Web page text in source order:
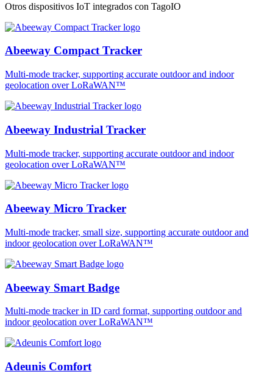
Otros dispositivos IoT integrados con TagoIO
Abeeway Compact Tracker
Multi-mode tracker, supporting accurate outdoor and indoor
geolocation over LoRaWAN™
Abeeway Industrial Tracker
Multi-mode tracker, supporting accurate outdoor and indoor
geolocation over LoRaWAN™
Abeeway Micro Tracker
Multi-mode tracker, small size, supporting accurate outdoor and
indoor geolocation over LoRaWAN™
Abeeway Smart Badge
Multi-mode tracker in ID card format, supporting outdoor and
indoor geolocation over LoRaWAN™
Adeunis Comfort